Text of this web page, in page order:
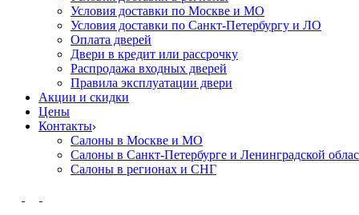
Условия доставки по Москве и МО
Условия доставки по Санкт-Петербургу и ЛО
Оплата дверей
Двери в кредит или рассрочку
Распродажа входных дверей
Правила эксплуатации двери
Акции и скидки
Цены
Контакты
Салоны в Москве и МО
Салоны в Санкт-Петербурге и Ленинградской
Салоны в регионах и СНГ